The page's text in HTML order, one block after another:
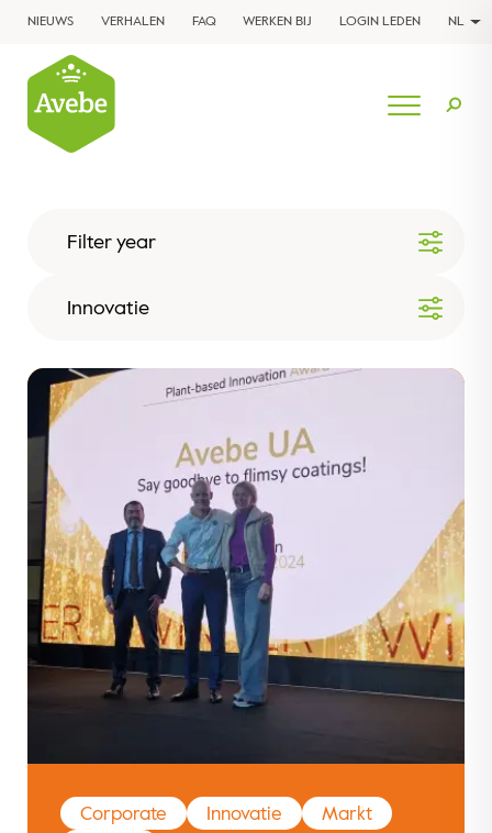
NIEUWS VERHALEN FAQ WERKEN BIJ LOGIN LEDEN NL
Corporate Innovatie
Markt